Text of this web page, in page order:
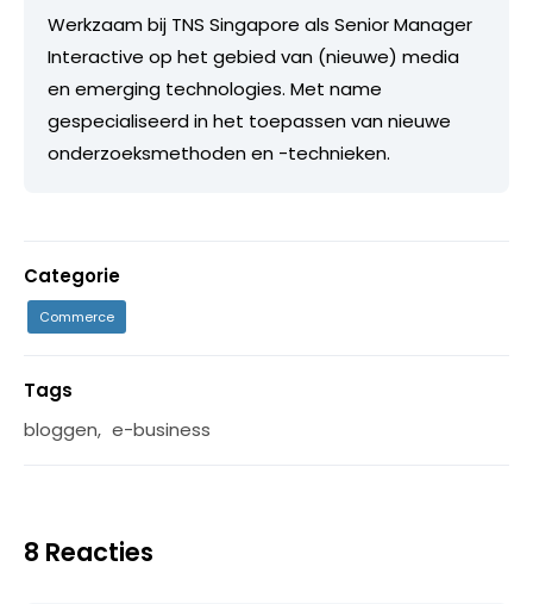
Werkzaam bij TNS Singapore als Senior Manager
Interactive op het gebied van (nieuwe) media
en emerging technologies. Met name
gespecialiseerd in het toepassen van nieuwe
onderzoeksmethoden en -technieken.
Categorie
Commerce
Tags
bloggen, e-business
8 Reacties